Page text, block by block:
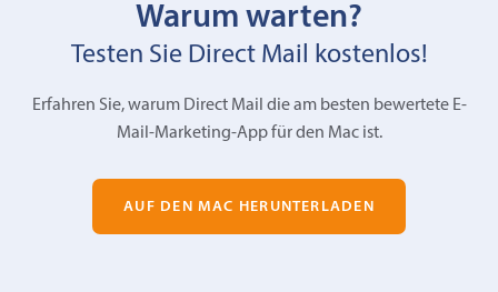
Warum warten?
Testen Sie Direct Mail kostenlos!
Erfahren Sie, warum Direct Mail die am besten bewertete E-
Mail-Marketing-App für den Mac ist.
AUF DEN MAC HERUNTERLADEN